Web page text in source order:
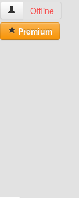
hpbk-generatoren
Offline
Premium